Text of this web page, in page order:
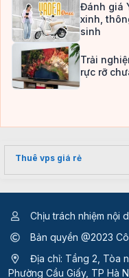
Đánh giá
xinh,
sinh
Trải
rực rỡ
Thuê vps giá rẻ
Chịu trách nhiệm nội
Bản quyền @2023
Địa chỉ: Tầng 2, Tòa
Phường Cầu Giấy, TP Hà